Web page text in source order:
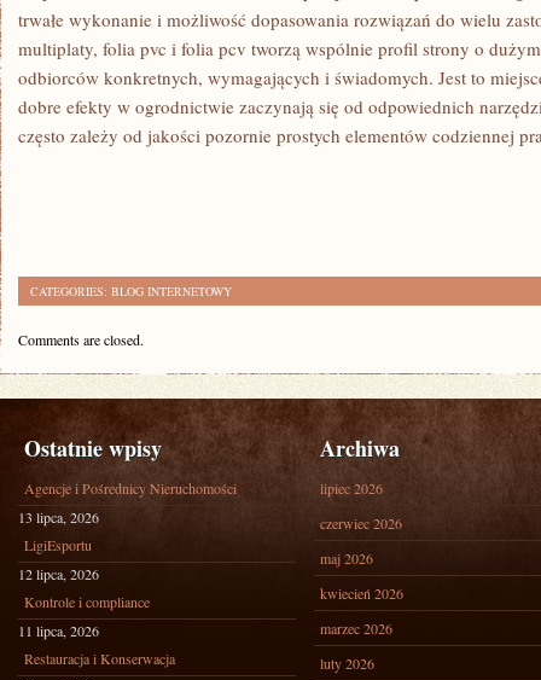
trwałe wykonanie i możliwość dopasowania rozwiązań do wielu
multiplaty, folia pvc i folia pcv tworzą wspólnie profil strony o
odbiorców konkretnych, wymagających i świadomych. Jest to
dobre efekty w ogrodnictwie zaczynają się od odpowiednich
często zależy od jakości pozornie prostych elementów codziennej
CATEGORIES: BLOG INTERNETOWY
Comments are closed.
Ostatnie wpisy
Agencje i Pośrednicy Nieruchomości
13 lipca, 2026
LigiEsportu
12 lipca, 2026
Kontrole i compliance
11 lipca, 2026
Restauracja i Konserwacja
Archiwa
lipiec 2026
czerwiec 2026
maj 2026
kwiecień 2026
marzec 2026
luty 2026